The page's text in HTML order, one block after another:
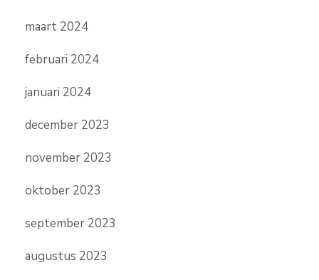
maart 2024
februari 2024
januari 2024
december 2023
november 2023
oktober 2023
september 2023
augustus 2023